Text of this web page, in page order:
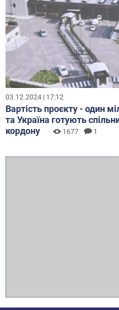
03.12.2024 | 17:12
Вартість проєкту - один
та Україна готують
кордону
1677 1